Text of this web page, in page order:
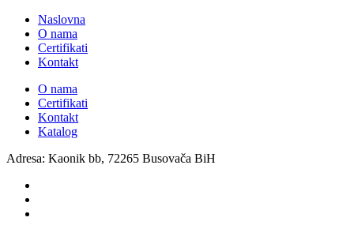
Naslovna
O nama
Certifikati
Kontakt
O nama
Certifikati
Kontakt
Katalog
Adresa: Kaonik bb, 72265 Busovača BiH